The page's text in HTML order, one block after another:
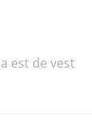
est de vest